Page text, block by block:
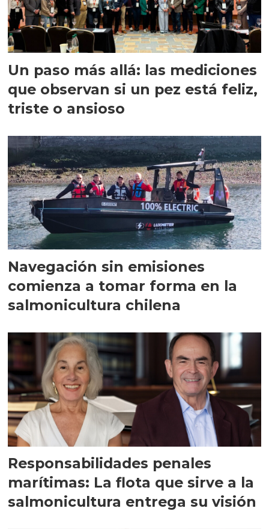
Un paso más allá: las mediciones
que observan si un pez está feliz,
triste o ansioso
Navegación sin emisiones
comienza a tomar forma en la
salmonicultura chilena
Responsabilidades penales
marítimas: La flota que sirve a la
salmonicultura entrega su visión